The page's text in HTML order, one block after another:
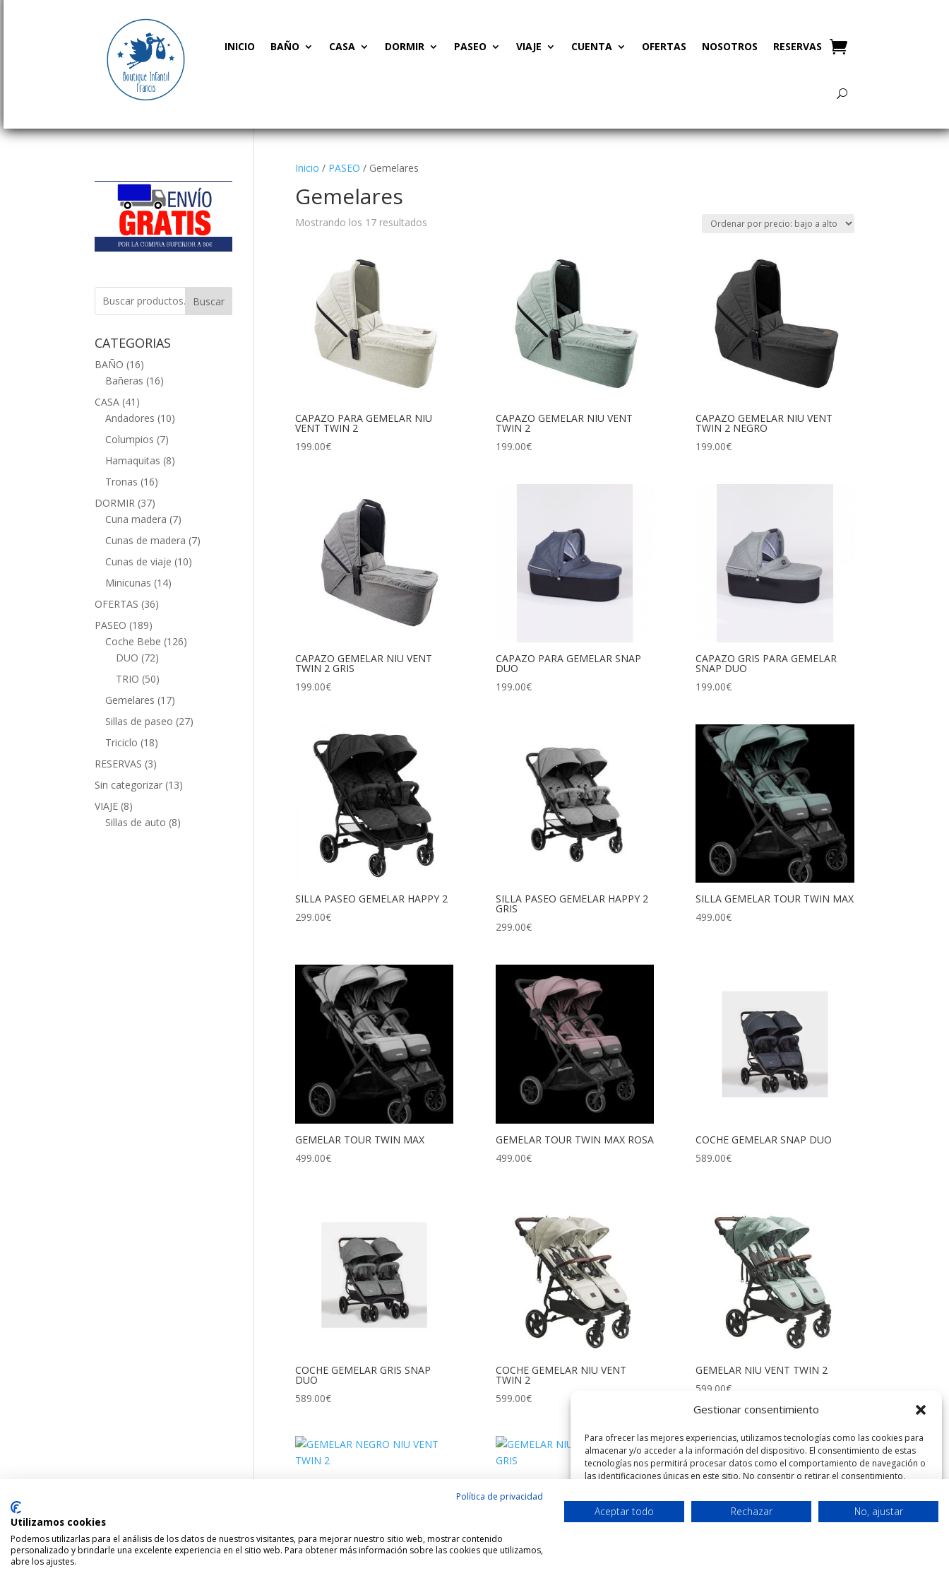
Gestionar consentimiento
Para ofrecer las mejores experiencias, utilizamos tecnologías como las cookies para
almacenar y/o acceder a la información del dispositivo. El consentimiento de estas
tecnologías nos permitirá procesar datos como el comportamiento de navegación o
las identificaciones únicas en este sitio. No consentir o retirar el consentimiento,
INICIO BAÑO CASA DORMIR PASEO VIAJE CUENTA OFERTAS NOSOTROS RESERVAS
Inicio / PASEO / Gemelares
Gemelares
Mostrando los 17 resultadosOrdenado
CAPAZO PARA GEMELAR NIU
VENT TWIN 2
199.00€
CAPAZO GEMELAR NIU VENT
TWIN 2
199.00€
CAPAZO GEMELAR NIU VENT
TWIN 2 NEGRO
199.00€
CAPAZO GEMELAR NIU VENT
TWIN 2 GRIS
199.00€
CAPAZO PARA GEMELAR SNAP
DUO
199.00€
CAPAZO GRIS PARA GEMELAR
SNAP DUO
199.00€
SILLA PASEO GEMELAR HAPPY 2
299.00€
SILLA PASEO GEMELAR HAPPY 2
GRIS
299.00€
SILLA GEMELAR TOUR TWIN MAX
499.00€
GEMELAR TOUR TWIN MAX
499.00€
GEMELAR TOUR TWIN MAX ROSA
499.00€
COCHE GEMELAR SNAP DUO
589.00€
COCHE GEMELAR GRIS SNAP
DUO
589.00€
COCHE GEMELAR NIU VENT
TWIN 2
599.00€
GEMELAR NIU VENT TWIN 2
599.00€
599.00€
Buscar
CATEGORIAS
BAÑO (16)
Bañeras (16)
CASA (41)
Andadores (10)
Columpios (7)
Hamaquitas (8)
Tronas (16)
DORMIR (37)
Cuna madera (7)
Cunas de madera (7)
Cunas de viaje (10)
Minicunas (14)
OFERTAS (36)
PASEO (189)
Coche Bebe (126)
DUO (72)
TRIO (50)
Gemelares (17)
Sillas de paseo (27)
Triciclo (18)
RESERVAS (3)
Sin categorizar (13)
VIAJE (8)
Sillas de auto (8)
Utilizamos cookies para ofrecerte la mejor experiencia en nuestra web.
Política de privacidad
Utilizamos cookies
Podemos utilizarlas para el análisis de los datos de nuestros visitantes, para mejorar nuestro sitio web, mostrar contenido
personalizado y brindarle una excelente experiencia en el sitio web. Para obtener más información sobre las cookies que utilizamos,
abre los ajustes.
Aceptar todo Rechazar No, ajustar